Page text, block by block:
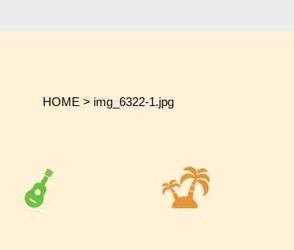
HOME > img_6322-1.jpg